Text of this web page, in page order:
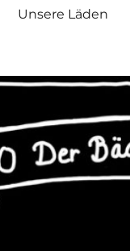
Unsere Läden